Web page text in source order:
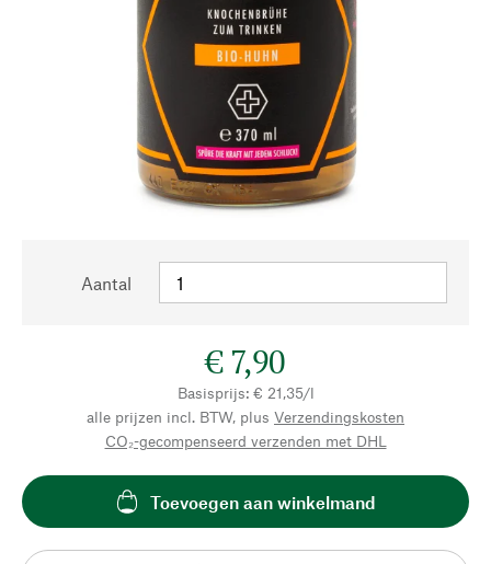
Aantal
€ 7,90
Basisprijs: € 21,35/l
alle prijzen incl. BTW, plus Verzendingskosten
CO₂-gecompenseerd verzenden met DHL
Toevoegen aan winkelmand